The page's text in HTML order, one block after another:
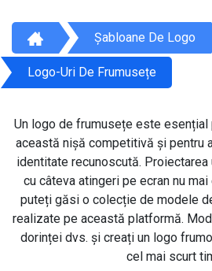
Șabloane De Logo
Logo-Uri De Frumusețe
Un logo de frumusețe este esențial
această nișă competitivă și pentru
identitate recunoscută.
cu câteva atingeri pe ecran nu
puteți găsi o colecție de modele
realizate pe această platformă.
dorinței dvs. și creați un logo
cel mai scurt